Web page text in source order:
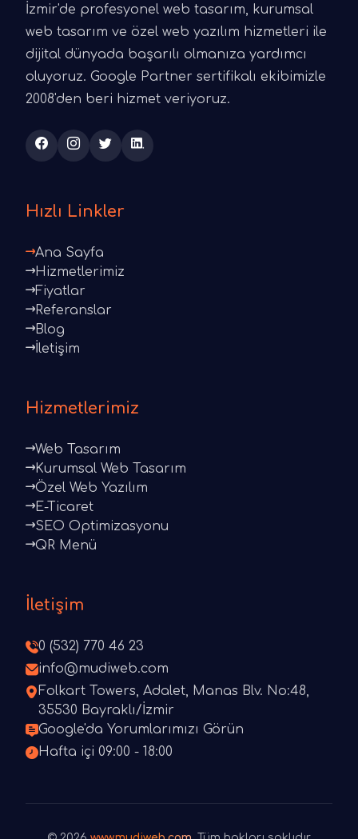
İzmir'de profesyonel web tasarım, kurumsal
web tasarım ve özel web yazılım hizmetleri ile
dijital dünyada başarılı olmanıza yardımcı
oluyoruz. Google Partner sertifikalı ekibimizle
2008'den beri hizmet veriyoruz.
Hızlı Linkler
Ana Sayfa
Hizmetlerimiz
Fiyatlar
Referanslar
Blog
İletişim
Hizmetlerimiz
Web Tasarım
Kurumsal Web Tasarım
Özel Web Yazılım
E-Ticaret
SEO Optimizasyonu
QR Menü
İletişim
0 (532) 770 46 23
info@mudiweb.com
Folkart Towers, Adalet, Manas Blv. No:48,
35530 Bayraklı/İzmir
Google'da Yorumlarımızı Görün
Hafta içi 09:00 - 18:00